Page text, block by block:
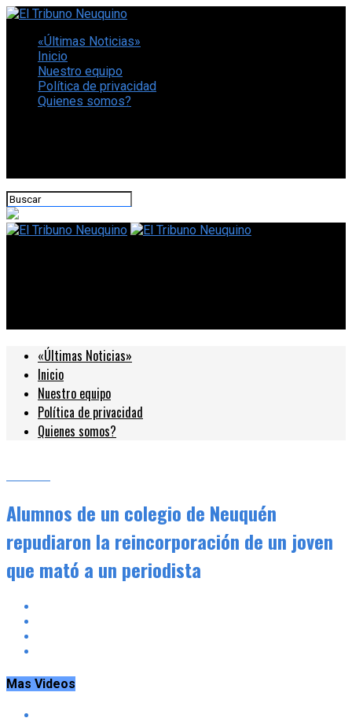
«Últimas Noticias»
Inicio
Nuestro equipo
Política de privacidad
Quienes somos?
«Últimas Noticias»
Inicio
Nuestro equipo
Política de privacidad
Quienes somos?
Alumnos de un colegio de Neuquén
repudiaron la reincorporación de un joven
que mató a un periodista
Mas Videos